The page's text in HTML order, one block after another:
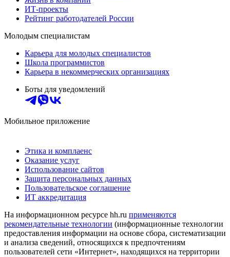
ИТ-проекты
Рейтинг работодателей России
Молодым специалистам
Карьера для молодых специалистов
Школа программистов
Карьера в некоммерческих организациях
Боты для уведомлений
Мобильное приложение
Этика и комплаенс
Оказание услуг
Использование сайтов
Защита персональных данных
Пользовательское соглашение
ИТ аккредитация
На информационном ресурсе hh.ru применяются
рекомендательные технологии (информационные технологии
предоставления информации на основе сбора, систематизации
и анализа сведений, относящихся к предпочтениям
пользователей сети «Интернет», находящихся на территории